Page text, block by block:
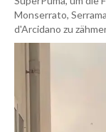
Monserrato,
d'Arcidano zu